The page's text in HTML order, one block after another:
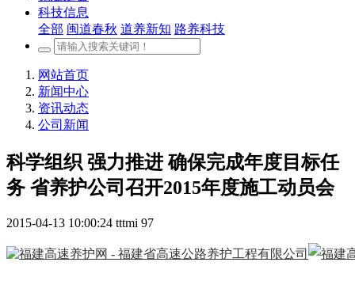
科技信息
全部 闽道春秋 道养新知 路养科技
网站首页
新闻中心
资讯动态
公司新闻
科学组织 强力推进 确保完成年度目标任
务 省养护公司召开2015年度施工动员会
2015-04-13 10:00:24 tttmi 97